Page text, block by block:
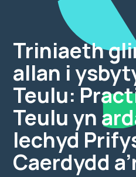
Triniaeth
allan i
Teulu:
Teulu yn
Iechyd
Caerdydd